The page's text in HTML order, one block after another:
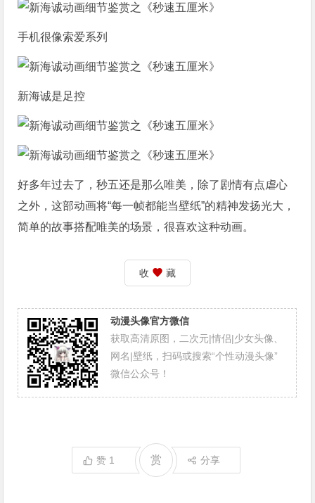
手机很像索爱系列
新海诚是足控
好多年过去了，秒五还是那么唯美，除了剧情有点虐心
之外，这部动画将“每一帧都能当壁纸”的精神发扬光大，
简单的故事搭配唯美的场景，很喜欢这种动画。
收 藏
动漫头像官方微信
获取高清原图，二次元|情侣|少女头像、
网名|壁纸，扫码或搜索“个性动漫头像”
微信公众号！
赞 1 赏 分享